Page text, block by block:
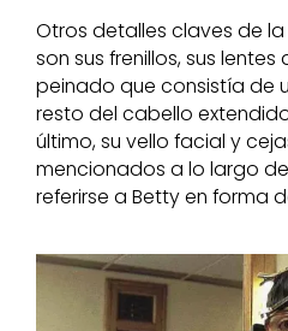
Otros detalles claves de
son sus frenillos, sus
peinado que consistía de
resto del cabello
último, su vello facial y
mencionados a lo largo
referirse a Betty en forma